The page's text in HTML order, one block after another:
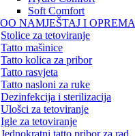
Soft Comfort
NAMJEŠTAJ I OPREMA
Stolice za tetoviranje
Tatto mašinice
Tatto kolica za pribor
Tatto rasvjeta
Tatto nasloni za ruke
Dezinfekcija i sterilizacija
Ulošci za tetoviranje
Igle za tetoviranje